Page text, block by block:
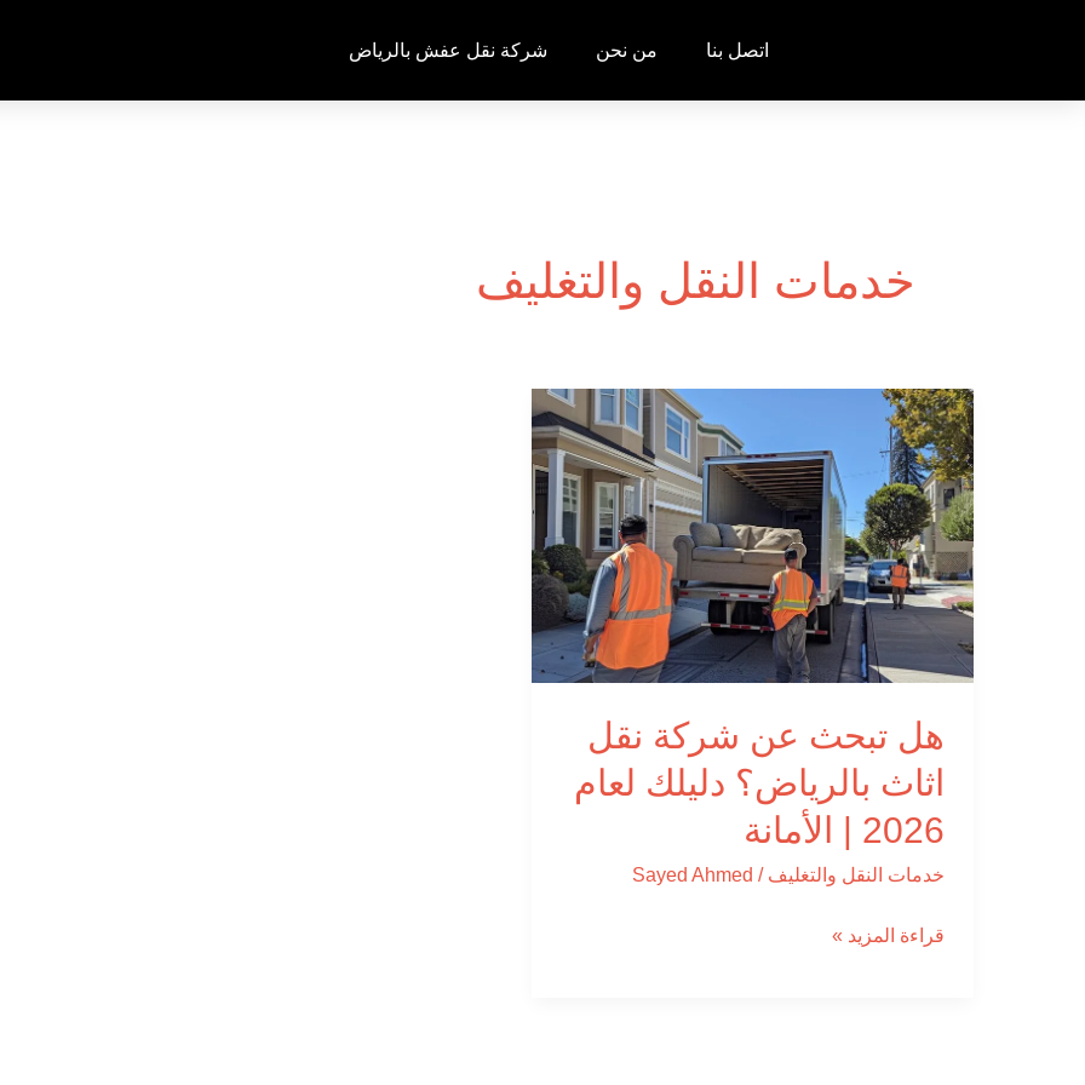
اتصل بنا من نحن شركة نقل عفش بالرياض
خدمات النقل والتغليف
هل تبحث عن شركة نقل
اثاث بالرياض؟ دليلك لعام
2026 | الأمانة
خدمات النقل والتغليف /
Sayed Ahmed
هل
تبحث
عن
شركة
نقل
اثاث
بالرياض؟
دليلك
2026
الأمانة
قراءة المزيد »